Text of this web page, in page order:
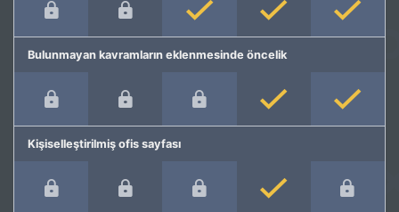
Bulunmayan kavramların eklenmesinde öncelik
Kişiselleştirilmiş ofis sayfası